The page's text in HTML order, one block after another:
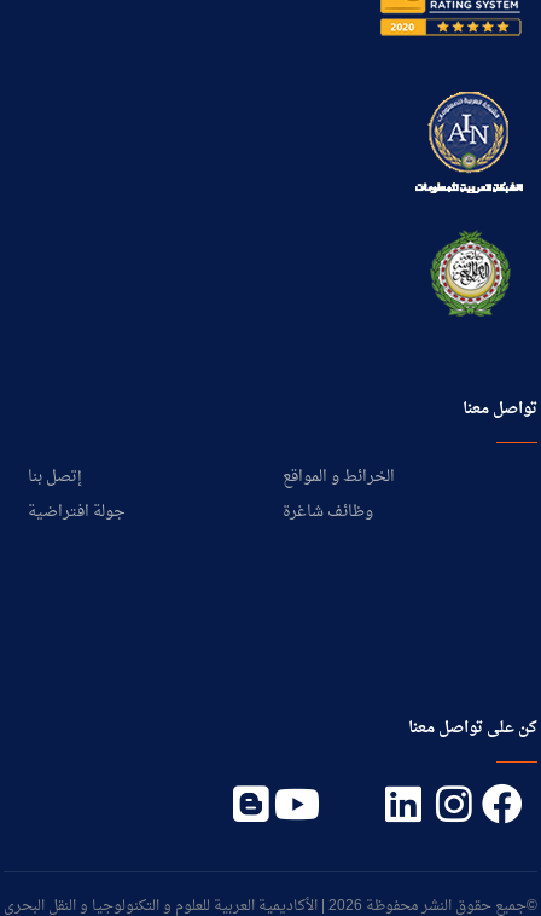
تواصل معنا
إتصل بنا
الخرائط و المواقع
جولة افتراضية
وظائف شاغرة
كن على تواصل معنا
©جميع حقوق النشر محفوظة 2026 | الأكاديمية العربية للعلوم و التكنولوجيا و النقل البحري